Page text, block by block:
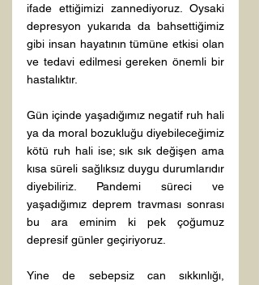
ifade ettiğimizi zannediyoruz. Oysaki
depresyon yukarıda da bahsettiğimiz
gibi insan hayatının tümüne etkisi olan
ve tedavi edilmesi gereken önemli bir
hastalıktır.
Gün içinde yaşadığımız negatif ruh hali
ya da moral bozukluğu diyebileceğimiz
kötü ruh hali ise; sık sık değişen ama
kısa süreli sağlıksız duygu durumlarıdır
diyebiliriz. Pandemi süreci ve
yaşadığımız deprem travması sonrası
bu ara eminim ki pek çoğumuz
depresif günler geçiriyoruz.
Yine de sebepsiz can sıkkınlığı,